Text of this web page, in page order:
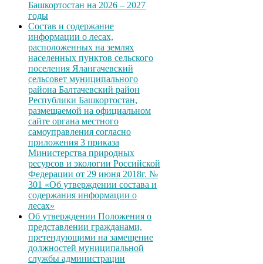
Башкортостан на 2026 – 2027
годы
Состав и содержание
информации о лесах,
расположенных на землях
населенных пунктов сельского
поселения Ялангачевский
сельсовет муниципального
района Балтачевский район
Республики Башкортостан,
размещаемой на официальном
сайте органа местного
самоуправления согласно
приложения 3 приказа
Министерства природных
ресурсов и экологии Российской
Федерации от 29 июня 2018г. №
301 «Об утверждении состава и
содержания информации о
лесах»
Об утверждении Положения о
представлении гражданами,
претендующими на замещение
должностей муниципальной
службы администрации